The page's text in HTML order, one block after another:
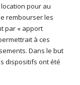
pour au
rembourser les
par « apport
à ces
Dans le but
dispositifs ont été